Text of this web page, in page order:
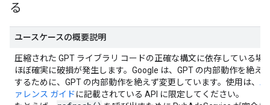
る
ユースケースの概要説明
圧縮された GPT ライブラリ コードの正確な構文に依存している場
ほぼ確実に破損が発生します。Google は、GPT の内部動作を絶え
するために、GPT の内部動作を絶えず変更しています。使用は、
ァレンス ガイドに記載されている API に限定してください。